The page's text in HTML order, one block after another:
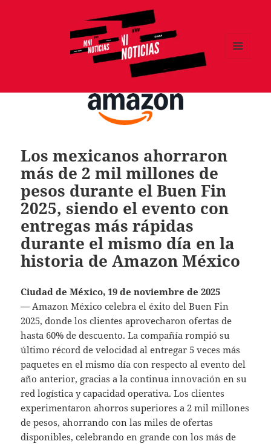
Los mexicanos ahorraron
más de 2 mil millones de
pesos durante el Buen Fin
2025, siendo el evento con
entregas más rápidas
durante el mismo día en la
historia de Amazon México
Ciudad de México, 19 de noviembre de 2025
— Amazon México celebra el éxito del Buen Fin
2025, donde los clientes aprovecharon ofertas de
hasta 60% de descuento. La compañía rompió su
último récord de velocidad al entregar 5 veces más
paquetes en el mismo día con respecto al evento del
año anterior, gracias a la continua innovación en su
red logística y capacidad operativa. Los clientes
experimentaron ahorros superiores a 2 mil millones
de pesos, ahorrando con las miles de ofertas
disponibles, celebrando en grande con los más de